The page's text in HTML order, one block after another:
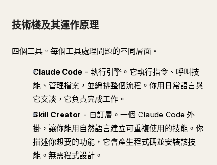
技術棧及其運作原理
四個工具。每個工具處理問題的不同層面。
Claude Code - 執行引擎。它執行指令、呼叫技
能、管理檔案，並編排整個流程。你用日常語言與
它交談，它負責完成工作。
Skill Creator - 自訂層。一個 Claude Code 外
掛，讓你能用自然語言建立可重複使用的技能。你
描述你想要的功能，它會產生程式碼並安裝該技
能。無需程式設計。